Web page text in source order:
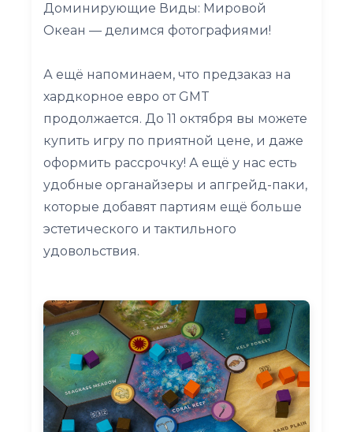
Доминирующие Виды: Мировой
Океан — делимся фотографиями!
А ещё напоминаем, что предзаказ на
хардкорное евро от GMT
продолжается. До 11 октября вы можете
купить игру по приятной цене, и даже
оформить рассрочку! А ещё у нас есть
удобные органайзеры и апгрейд-паки,
которые добавят партиям ещё больше
эстетического и тактильного
удовольствия.